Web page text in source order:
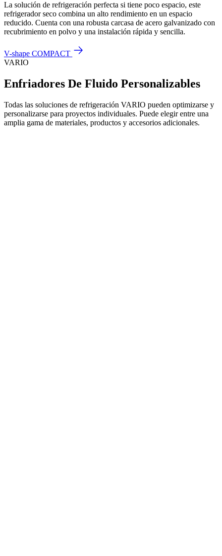
La solución de refrigeración perfecta si tiene poco espacio, este
refrigerador seco combina un alto rendimiento en un espacio
reducido. Cuenta con una robusta carcasa de acero galvanizado con
recubrimiento en polvo y una instalación rápida y sencilla.
V-shape COMPACT
VARIO
Enfriadores De Fluido Personalizables
Todas las soluciones de refrigeración VARIO pueden optimizarse y
personalizarse para proyectos individuales. Puede elegir entre una
amplia gama de materiales, productos y accesorios adicionales.